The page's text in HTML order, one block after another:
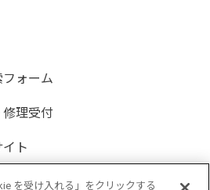
ォーム
理受付
ト
トを受け入れる」をクリックする